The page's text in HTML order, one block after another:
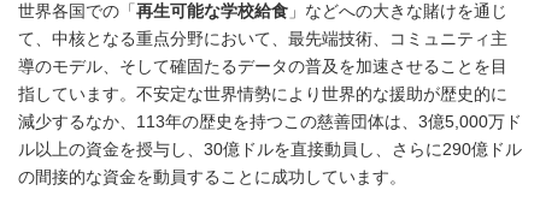
世界各国での「 再生可能な学校給食 」などへの大きな賭けを通じ
て、中核となる重点分野において、最先端技術、コミュニティ主
導のモデル、そして確固たるデータの普及を加速させることを目
指しています。不安定な世界情勢により世界的な援助が歴史的に
減少するなか、113年の歴史を持つこの慈善団体は、3億5,000万ド
ル以上の資金を授与し、30億ドルを直接動員し、さらに290億ドル
の間接的な資金を動員することに成功しています。